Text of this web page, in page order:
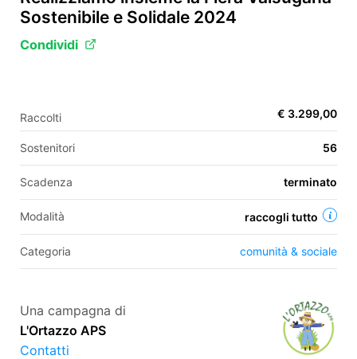
FR
Sostenibile e Solidale 2024
Condividi
Raccolti € 3.299,00
Sostenitori 56
Scadenza terminato
Modalità raccogli tutto
Categoria comunità & sociale
Una campagna di
L'Ortazzo APS
Contatti